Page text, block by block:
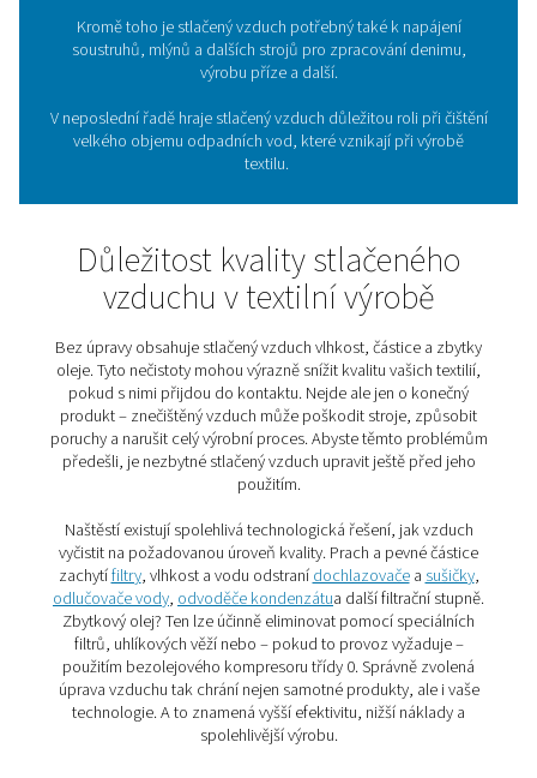
textilní výrobu
S modernizací výrobních procesů v textilním
roste spotřeba stlačeného vzduchu. Tato takzvaná
energie“ zajišťuje spolehlivý chod široké škály strojů
různými typy výroby. Bez stlačeného vzduchu si
barvení netkaných textilií nebo pneumatická
granulátu. Ve všech těchto aplikacích je kvalitní a
dodávka vzduchu klíčem k efektivitě, spolehlivosti a
životnosti strojů.
Kromě toho je stlačený vzduch potřebný také k
soustruhů, mlýnů a dalších strojů pro zpracování
výrobu příze a další.
velkého objemu odpadních vod, které vznikají při
textilu.
Důležitost kvality
vzduchu v textilní